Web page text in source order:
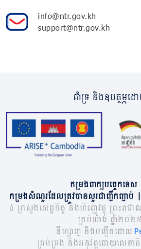
info@ntr.gov.kh
support@ntr.gov.kh
គាំទ្រ និងឧបត្ថម្ភដ
កម្រងពាក្យបច្ចេកទេស
កម្រងសំណួរដែលត្រូវបានសួរជាញឹកញាប់
© ក្រសួងសេដ្ឋកិច្ច និងហិរញ្ញវត្ថុ ព្រះរាជា
គ្រប់យ៉ាង ឆ្នាំ២០២៥
ឌីហ្សាញ និងបង្កើតដោយ
គ្រប់គ្រង និងអនុវត្តដោយលេខាធិក